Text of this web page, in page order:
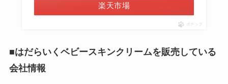
楽天市場
ポチップ
■はだらいくベビースキンクリームを販売している
会社情報